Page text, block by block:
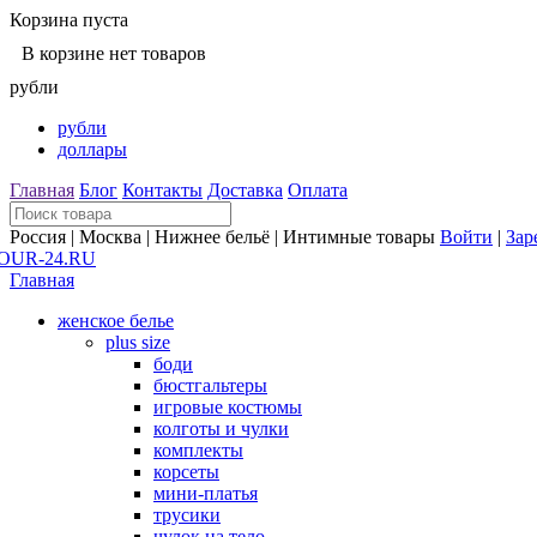
Корзина пуста
В корзине нет товаров
рубли
рубли
доллары
Главная Блог Контакты Доставка Оплата
Россия | Москва | Нижнее бельё | Интимные товары Войти |
Главная
женское белье
plus size
боди
бюстгальтеры
игровые костюмы
колготы и чулки
комплекты
корсеты
мини-платья
трусики